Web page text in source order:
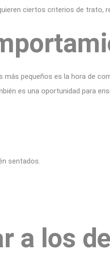
ciertos criterios de trato,
más pequeños es la hora de
es una oportunidad para
sentados.
a los